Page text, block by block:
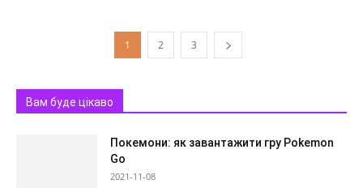
1 2 3
Вам буде цікаво
Покемони: як завантажити гру Pokemon
Go
2021-11-08